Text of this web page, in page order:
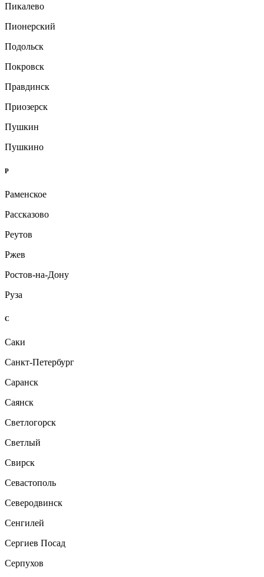
Пикалево
Пионерский
Подольск
Покровск
Правдинск
Приозерск
Пушкин
Пушкино
Р
Раменское
Рассказово
Реутов
Ржев
Ростов-на-Дону
Руза
С
Саки
Санкт-Петербург
Саранск
Саянск
Светлогорск
Светлый
Свирск
Севастополь
Северодвинск
Сенгилей
Сергиев Посад
Серпухов